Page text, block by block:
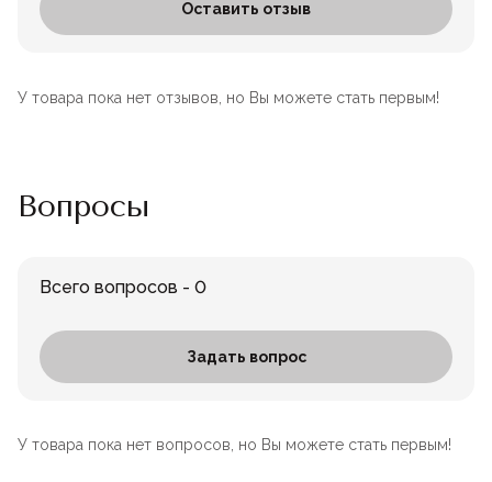
Оставить отзыв
У товара пока нет отзывов, но Вы можете стать первым!
Вопросы
Всего вопросов - 0
Задать вопрос
У товара пока нет вопросов, но Вы можете стать первым!